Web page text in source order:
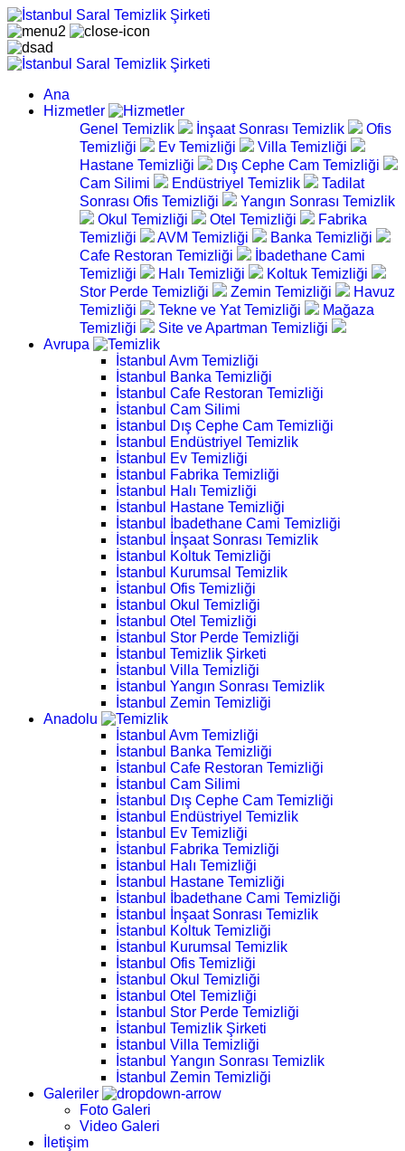
Ana
Hizmetler
Genel Temizlik
İnşaat Sonrası Temizlik
Ofis
Temizliği
Ev Temizliği
Villa Temizliği
Hastane Temizliği
Dış Cephe Cam Temizliği
Cam Silimi
Endüstriyel Temizlik
Tadilat
Sonrası Ofis Temizliği
Yangın Sonrası Temizlik
Okul Temizliği
Otel Temizliği
Fabrika
Temizliği
AVM Temizliği
Banka Temizliği
Cafe Restoran Temizliği
İbadethane Cami
Temizliği
Halı Temizliği
Koltuk Temizliği
Stor Perde Temizliği
Zemin Temizliği
Havuz
Temizliği
Tekne ve Yat Temizliği
Mağaza
Temizliği
Site ve Apartman Temizliği
Avrupa
İstanbul Avm Temizliği
İstanbul Banka Temizliği
İstanbul Cafe Restoran Temizliği
İstanbul Cam Silimi
İstanbul Dış Cephe Cam Temizliği
İstanbul Endüstriyel Temizlik
İstanbul Ev Temizliği
İstanbul Fabrika Temizliği
İstanbul Halı Temizliği
İstanbul Hastane Temizliği
İstanbul İbadethane Cami Temizliği
İstanbul İnşaat Sonrası Temizlik
İstanbul Koltuk Temizliği
İstanbul Kurumsal Temizlik
İstanbul Ofis Temizliği
İstanbul Okul Temizliği
İstanbul Otel Temizliği
İstanbul Stor Perde Temizliği
İstanbul Temizlik Şirketi
İstanbul Villa Temizliği
İstanbul Yangın Sonrası Temizlik
İstanbul Zemin Temizliği
Anadolu
İstanbul Avm Temizliği
İstanbul Banka Temizliği
İstanbul Cafe Restoran Temizliği
İstanbul Cam Silimi
İstanbul Dış Cephe Cam Temizliği
İstanbul Endüstriyel Temizlik
İstanbul Ev Temizliği
İstanbul Fabrika Temizliği
İstanbul Halı Temizliği
İstanbul Hastane Temizliği
İstanbul İbadethane Cami Temizliği
İstanbul İnşaat Sonrası Temizlik
İstanbul Koltuk Temizliği
İstanbul Kurumsal Temizlik
İstanbul Ofis Temizliği
İstanbul Okul Temizliği
İstanbul Otel Temizliği
İstanbul Stor Perde Temizliği
İstanbul Temizlik Şirketi
İstanbul Villa Temizliği
İstanbul Yangın Sonrası Temizlik
İstanbul Zemin Temizliği
Galeriler
Foto Galeri
Video Galeri
İletişim